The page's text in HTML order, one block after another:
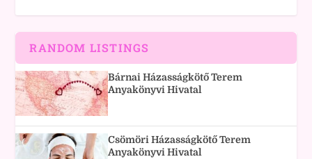
RANDOM LISTINGS
Bárnai Házasságkötő Terem
Anyakönyvi Hivatal
Csömöri Házasságkötő Terem
Anyakönyvi Hivatal